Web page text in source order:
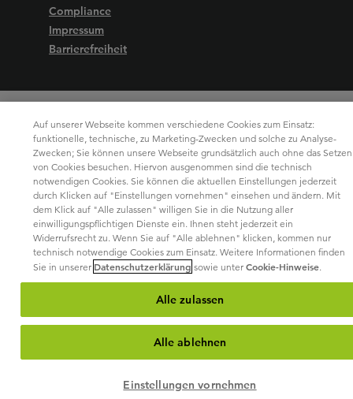
Compliance
Impressum
Barrierefreiheit
Auf unserer Webseite kommen verschiedene Cookies zum Einsatz:
funktionelle, technische, zu Marketing-Zwecken und solche zu Analyse-
Zwecken; Sie können unsere Webseite grundsätzlich auch ohne das Setzen
von Cookies besuchen. Hiervon ausgenommen sind die technisch
notwendigen Cookies. Sie können die aktuellen Einstellungen jederzeit
durch Klicken auf "Einstellungen vornehmen" einsehen und ändern. Mit
dem Klick auf "Alle zulassen" willigen Sie in die Nutzung aller
einwilligungspflichtigen Dienste ein. Ihnen steht jederzeit ein
Widerrufsrecht zu. Wenn Sie auf "Alle ablehnen" klicken, kommen nur
technisch notwendige Cookies zum Einsatz. Weitere Informationen finden
Sie in unserer Datenschutzerklärung sowie unter Cookie-Hinweise.
Einstellungen vornehmen
Alle ablehnen
Alle zulassen